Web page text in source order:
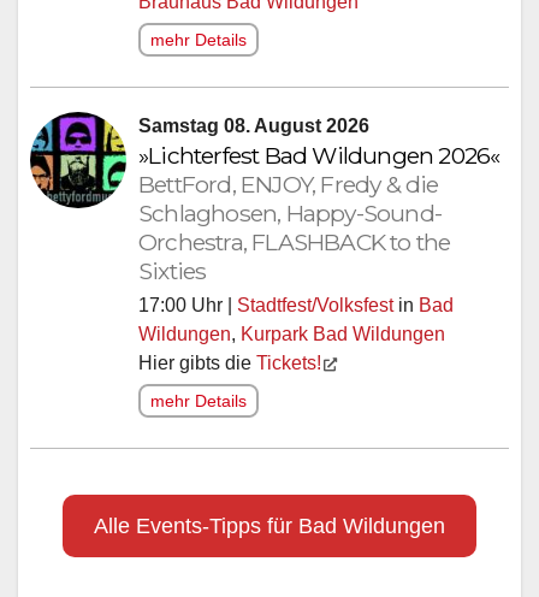
mehr Details
Samstag 08. August 2026
»Lichterfest Bad Wildungen 2026«
BettFord, ENJOY, Fredy & die
Schlaghosen, Happy-Sound-
Orchestra, FLASHBACK to the
Sixties
17:00 Uhr | Stadtfest/Volksfestin Bad
Wildungen, Kurpark Bad Wildungen
Hier gibts die Tickets!
mehr Details
Alle Events-Tipps für Bad Wildungen